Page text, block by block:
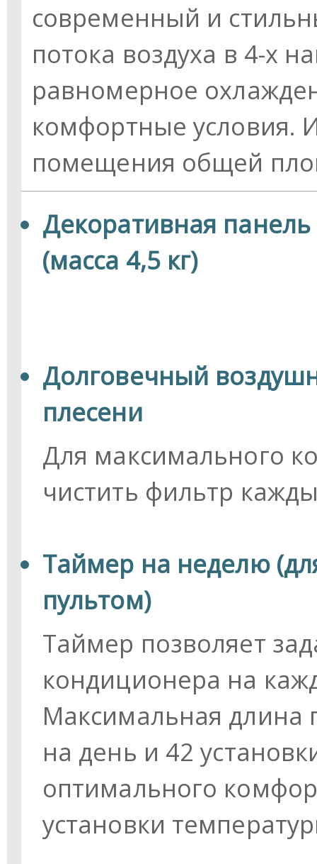
современный и
потока воздуха в 4-х
равномерное
комфортные условия.
помещения общей
Декоративная
(масса 4,5 кг)
Долговечный
плесени
Для максимального
чистить фильтр
Таймер на неделю
пультом)
Таймер позволяет
кондиционера на
Максимальная длина
на день и 42
оптимального
установки